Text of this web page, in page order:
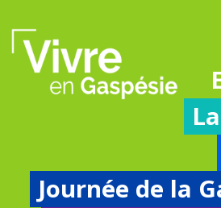
Journée de la